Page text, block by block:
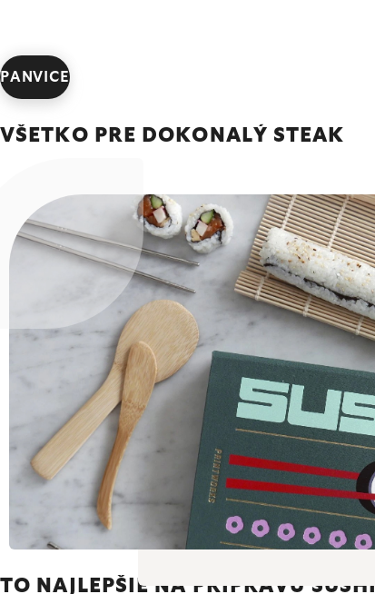
PANVICE
VŠETKO PRE DOKONALÝ STEAK
TO NAJLEPŠIE NA PRÍPRAVU SUSHI